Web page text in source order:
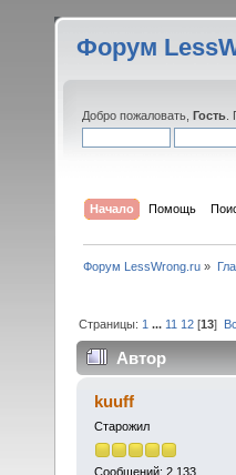
Форум
Добро пожаловать, Гость
Начало Помощь
Форум LessWrong.ru »
Страницы: 1 ... 11 12 [13]
Автор
kuuff
Старожил
Сообщений: 2 133